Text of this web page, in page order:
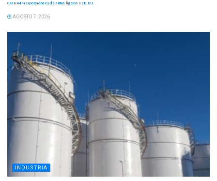
Caen 4.4 % exportaciones de autos ligeros a EE. UU.
AGOSTO 7, 2026
INDUSTRIA